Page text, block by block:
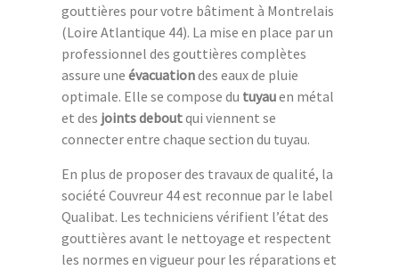
gouttières pour votre bâtiment à Montrelais
(Loire Atlantique 44). La mise en place par un
professionnel des gouttières complètes
assure une évacuationdes eaux de pluie
optimale. Elle se compose du tuyauen métal
et des joints deboutqui viennent se
connecter entre chaque section du tuyau.
En plus de proposer des travaux de qualité, la
société Couvreur 44 est reconnue par le label
Qualibat. Les techniciens vérifient l’état des
gouttières avant le nettoyage et respectent
les normes en vigueur pour les réparations et